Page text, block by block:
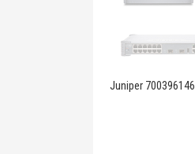
Juniper 700396146